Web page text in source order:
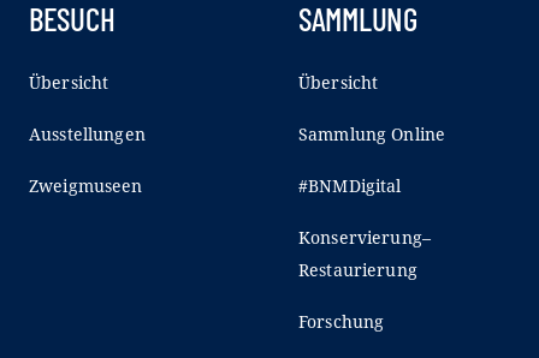
BESUCH
Übersicht
Ausstellungen
Zweigmuseen
SAMMLUNG
Übersicht
Sammlung Online
#BNMDigital
Konservierung–
Restaurierung
Forschung